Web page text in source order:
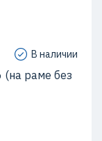
В наличии
раме без